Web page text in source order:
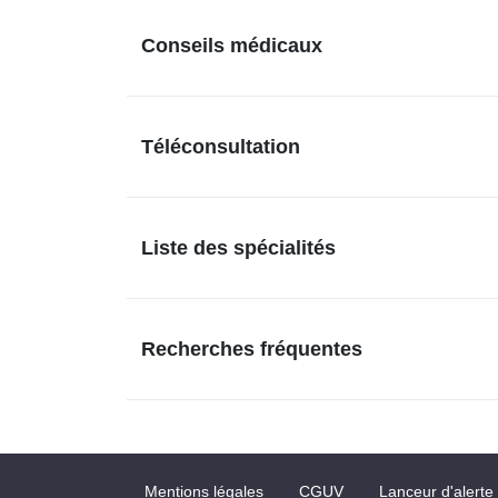
Conseils médicaux
Téléconsultation
Liste des spécialités
Recherches fréquentes
Mentions légales CGUV Lanceur d'alerte